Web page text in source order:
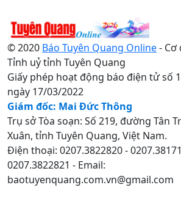
© 2020 Báo Tuyên Quang Online- Cơ
Tỉnh uỷ tỉnh Tuyên Quang
Giấy phép hoạt động báo điện tử số
ngày 17/03/2022
Giám đốc: Mai Đức Thông
Trụ sở Tòa soạn: Số 219, đường Tân
Xuân, tỉnh Tuyên Quang, Việt Nam.
Điện thoại: 0207.3822820 -
0207.3822821 - Email:
baotuyenquang.com.vn@gmail.com